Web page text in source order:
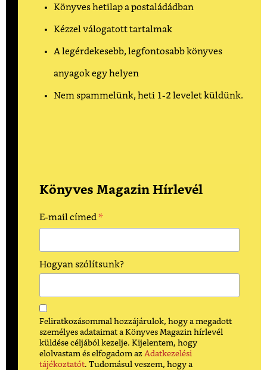
Könyves hetilap a postaládádban
Kézzel válogatott tartalmak
A legérdekesebb, legfontosabb könyves
anyagok egy helyen
Nem spammelünk, heti 1-2 levelet küldünk.
Könyves Magazin Hírlevél
E-mail címed*
Hogyan szólítsunk?
Feliratkozásommal hozzájárulok, hogy a megadott
személyes adataimat a Könyves Magazin hírlevél
küldése céljából kezelje. Kijelentem, hogy
elolvastam és elfogadom az Adatkezelési
tájékoztatót. Tudomásul veszem, hogy a